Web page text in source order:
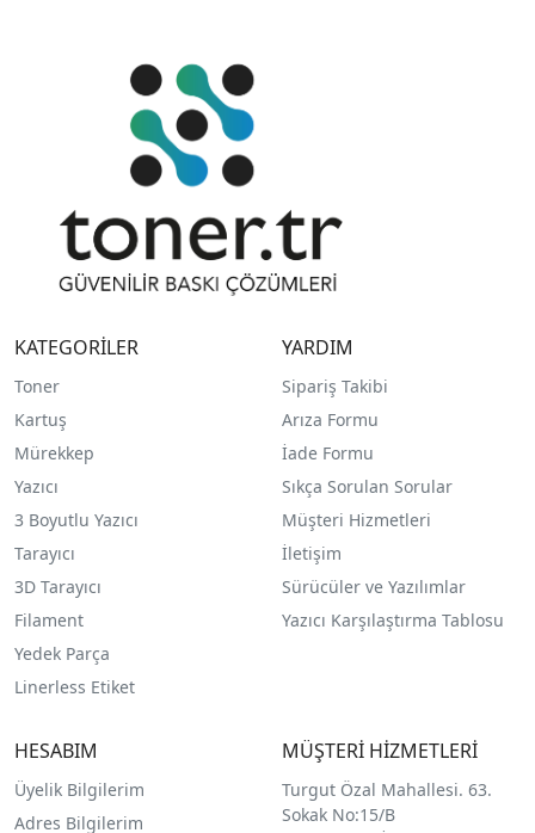
KATEGORİLER
Toner
Kartuş
Mürekkep
Yazıcı
3 Boyutlu Yazıcı
Tarayıcı
3D Tarayıcı
Filament
Yedek Parça
Linerless Etiket
YARDIM
Sipariş Takibi
Arıza Formu
İade Formu
Sıkça Sorulan Sorular
Müşteri Hizmetleri
İletişim
Sürücüler ve Yazılımlar
Yazıcı Karşılaştırma Tablosu
HESABIM
Üyelik Bilgilerim
Adres Bilgilerim
MÜŞTERİ HİZMETLERİ
Turgut Özal Mahallesi. 63.
Sokak No:15/B